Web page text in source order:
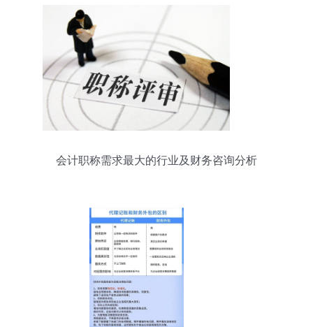
会计职称需求最大的行业及财务咨询分析